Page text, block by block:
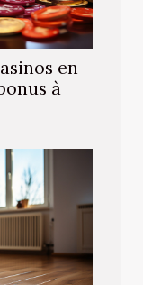
en
à